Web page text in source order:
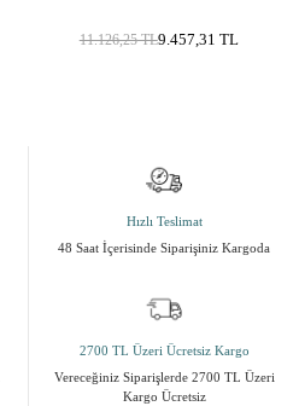
11.126,25TL9.457,31 TL
Hızlı Teslimat
48 Saat İçerisinde Siparişiniz Kargoda
2700 TL Üzeri Ücretsiz Kargo
Vereceğiniz Siparişlerde 2700 TL Üzeri
Kargo Ücretsiz